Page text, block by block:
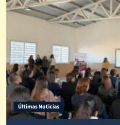
Últimas Noticias